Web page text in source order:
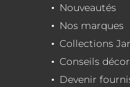
Nouveautés
Nos marques
Collections
Conseils
Devenir